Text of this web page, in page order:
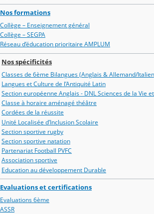
Nos formations
Collège – Enseignement général
Collège – SEGPA
Réseau d’éducation prioritaire AMPLUM
Nos spécificités
Classes de 6ème Bilangues (Anglais & Allemand/
Langues et Culture de l’Antiquité Latin
Section européenne Anglais - DNL Sciences de la Vie
Classe à horaire aménagé théâtre
Cordées de la réussite
Unité Localisée d’Inclusion Scolaire
Section sportive rugby
Section sportive natation
Partenariat Football PVFC
Association sportive
Education au développement Durable
Evaluations et certifications
Evaluations 6ème
ASSR